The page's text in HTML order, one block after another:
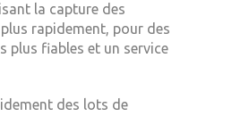
la capture des
rapidement, pour des
plus fiables et un service
des lots de